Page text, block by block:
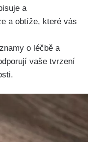
a
a obtíže, které vás
o léčbě a
vaše tvrzení